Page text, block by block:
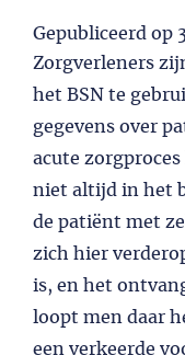
Gepubliceerd op
Zorgverleners
het BSN te
gegevens over
acute
niet altijd in het
de patiënt met
zich hier
is, en het
loopt men daar
een verkeerde